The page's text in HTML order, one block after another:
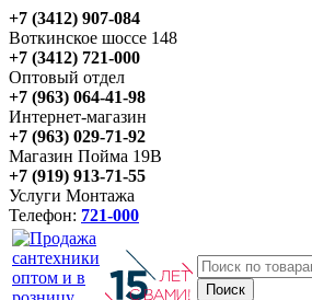
+7 (3412) 907-084
Воткинское шоссе 148
+7 (3412) 721-000
Оптовый отдел
+7 (963) 064-41-98
Интернет-магазин
+7 (963) 029-71-92
Магазин Пойма 19В
+7 (919) 913-71-55
Услуги Монтажа
Телефон: 721-000